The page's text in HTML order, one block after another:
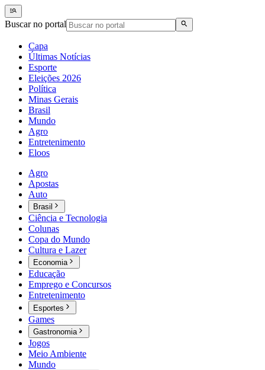
Buscar no portal
Capa
Últimas Notícias
Esporte
Eleições 2026
Política
Minas Gerais
Brasil
Mundo
Agro
Entretenimento
Eloos
Agro
Apostas
Auto
Brasil
Ciência e Tecnologia
Colunas
Copa do Mundo
Cultura e Lazer
Economia
Educação
Emprego e Concursos
Entretenimento
Esportes
Games
Gastronomia
Jogos
Meio Ambiente
Mundo